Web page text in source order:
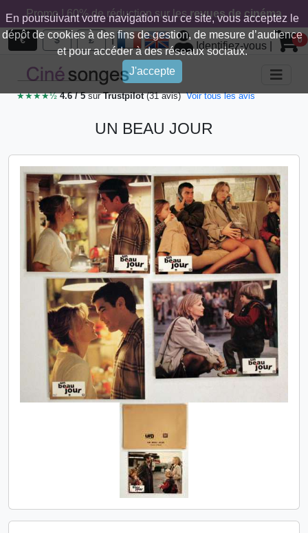
En poursuivant votre navigation sur ce site, vous acceptez le
dépôt de cookies à des fins de gestion, de mesure d’audience
et pour accéder à des réseaux sociaux.
J'accepte
Promo ! 60% de réduction sur lesrevues de cinéma
€ $ £ |
Identifiez-vous 0
★★★★½4.6 / 5surTrustpilot(31 avis) Voir tous les avis
UN BEAU JOUR